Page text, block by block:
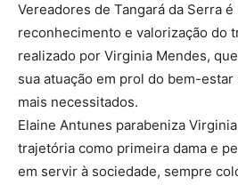
Vereadores de Tangará da Serra
reconhecimento e valorização do
realizado por Virginia Mendes,
sua atuação em prol do bem-
mais necessitados.
Elaine Antunes parabeniza
trajetória como primeira dama e
em servir à sociedade, sempre